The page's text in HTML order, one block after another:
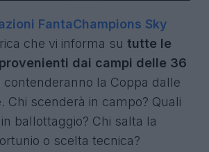
FantaChampions Sky
che vi informa su tutte le
dai campi delle 36
contenderanno la Coppa dalle
Chi scenderà in campo? Quali
ballottaggio? Chi salta la
o scelta tecnica?